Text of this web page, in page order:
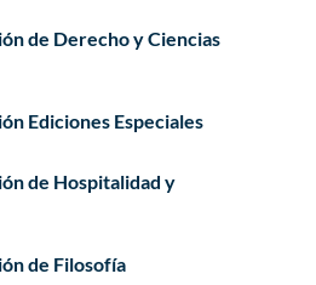
de Derecho y Ciencias
Ediciones Especiales
de Hospitalidad y
de Filosofía